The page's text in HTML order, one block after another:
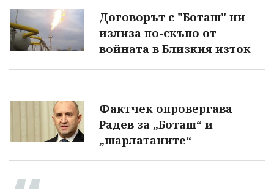
Договорът с "Боташ" ни
излиза по-скъпо от
войната в Близкия изток
Фактчек опровергава
Радев за „Боташ“ и
„шарлатаните“